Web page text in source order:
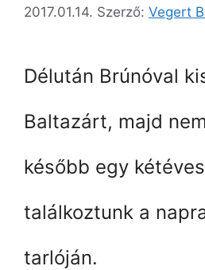
2017.01.14. Szerző: Vegert
Délután Brúnóval
Baltazárt, majd
később egy
találkoztunk a
tarlóján.